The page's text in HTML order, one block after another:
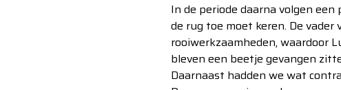
In de periode daarna volgen
de rug toe moet keren. De
rooiwerkzaamheden, waardoor
bleven een beetje gevangen
Daarnaast hadden we wat